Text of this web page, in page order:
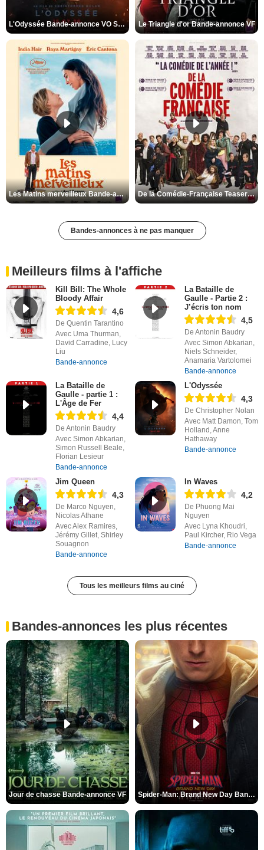
L'Odyssée Bande-annonce VO STFR Le Triangle d'or Bande-annonce VF
Les Matins merveilleux Bande-annonce VF De la Comédie-Française Teaser VF
Bandes-annonces à ne pas manquer
Meilleurs films à l'affiche
Kill Bill: The Whole
Bloody Affair
4,6
De Quentin Tarantino
Avec Uma Thurman,
David Carradine, Lucy
Liu
Bande-annonce
La Bataille de
Gaulle - Partie 2 :
J’écris ton nom
4,5
De Antonin Baudry
Avec Simon Abkarian,
Niels Schneider,
Anamaria Vartolomei
Bande-annonce
La Bataille de
Gaulle - partie 1 :
L'Âge de Fer
4,4
De Antonin Baudry
Avec Simon Abkarian,
Simon Russell Beale,
Florian Lesieur
Bande-annonce
L'Odyssée
4,3
De Christopher Nolan
Avec Matt Damon, Tom
Holland, Anne
Hathaway
Bande-annonce
Jim Queen
4,3
De Marco Nguyen,
Nicolas Athane
Avec Alex Ramires,
Jérémy Gillet, Shirley
Souagnon
Bande-annonce
In Waves
4,2
De Phuong Mai
Nguyen
Avec Lyna Khoudri,
Paul Kircher, Rio Vega
Bande-annonce
Tous les meilleurs films au ciné
Bandes-annonces les plus récentes
Jour de chasse Bande-annonce VF Spider-Man: Brand New Day Bande-annonce (3) VO STFR